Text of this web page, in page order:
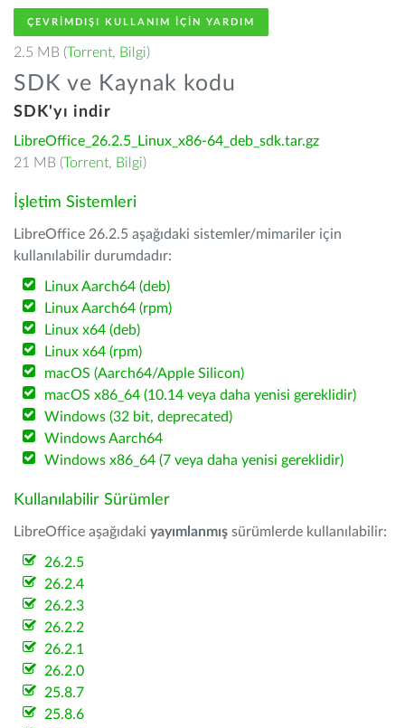
ÇEVRIMDIŞI KULLANIM IÇIN YARDIM
2.5 MB (Torrent, Bilgi)
SDK ve Kaynak kodu
SDK'yı indir
LibreOffice_26.2.5_Linux_x86-64_deb_sdk.tar.gz
21 MB (Torrent, Bilgi)
İşletim Sistemleri
LibreOffice 26.2.5 aşağıdaki sistemler/mimariler için
kullanılabilir durumdadır:
Linux Aarch64 (deb)
Linux Aarch64 (rpm)
Linux x64 (deb)
Linux x64 (rpm)
macOS (Aarch64/Apple Silicon)
macOS x86_64 (10.14 veya daha yenisi gereklidir)
Windows (32 bit, deprecated)
Windows Aarch64
Windows x86_64 (7 veya daha yenisi gereklidir)
Kullanılabilir Sürümler
LibreOffice aşağıdaki yayımlanmış sürümlerde kullanılabilir:
26.2.5
26.2.4
26.2.3
26.2.2
26.2.1
26.2.0
25.8.7
25.8.6